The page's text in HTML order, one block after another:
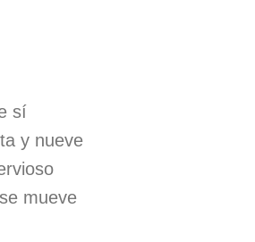
sí
y nueve
mueve